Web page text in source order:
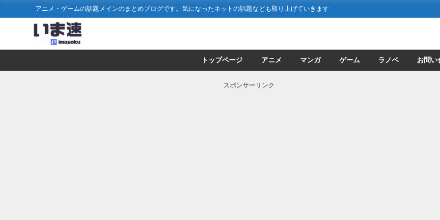
アニメ・ゲームの話題メインのまとめブログです。気になったネットの話題なども取り上げていきます
トップページ アニメ マンガ ゲーム ラノベ お問い
スポンサーリンク